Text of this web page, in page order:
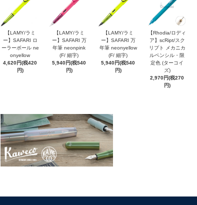
【LAMY/ラミ
ー】SAFARI ロ
ーラーボール ne
onyellow
4,620円(税420
円)
【LAMY/ラミ
ー】SAFARI 万
年筆 neonpink
(F/ 細字)
5,940円(税540
円)
【LAMY/ラミ
ー】SAFARI 万
年筆 neonyellow
(F/ 細字)
5,940円(税540
円)
【Rhodia/ロディ
ア】scRipt/スク
リプト メカニカ
ルペンシル・限
定色 (ターコイ
ズ)
2,970円(税270
円)